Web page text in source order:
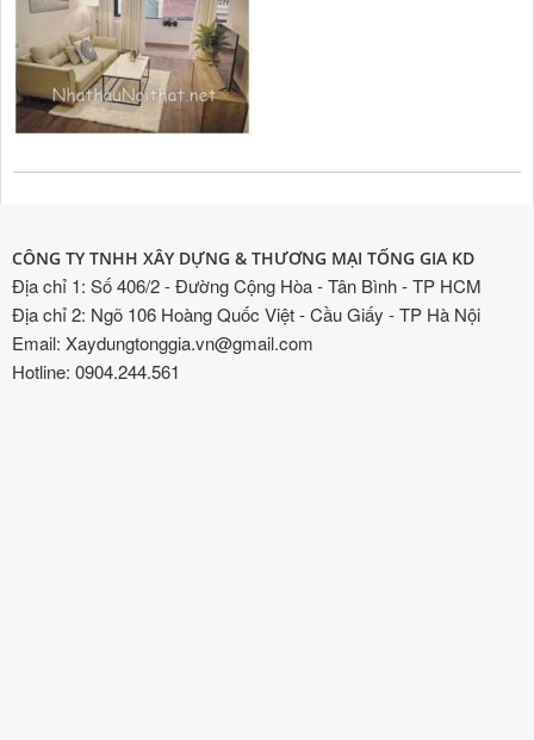
CÔNG TY TNHH XÂY DỰNG & THƯƠNG MẠI TỐNG GIA KD
Địa chỉ 1: Số 406/2 - Đường Cộng Hòa - Tân Bình - TP HCM
Địa chỉ 2: Ngõ 106 Hoàng Quốc Việt - Cầu Giấy - TP Hà Nội
Email: Xaydungtonggia.vn@gmail.com
Hotline: 0904.244.561